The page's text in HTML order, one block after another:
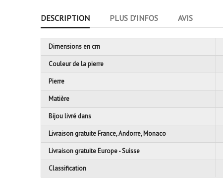
DESCRIPTION PLUS D'INFOS AVIS
Dimensions en cm
Couleur de la pierre
Pierre
Matière
Bijou livré dans
Livraison gratuite France, Andorre, Monaco
Livraison gratuite Europe - Suisse
Classification